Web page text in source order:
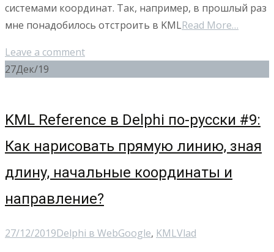
системами координат. Так, например, в прошлый раз
мне понадобилось отстроить в KMLRead More…
Leave a comment
27Дек/19
KML Reference в Delphi по-русски #9:
Как нарисовать прямую линию, зная
длину, начальные координаты и
направление?
27/12/2019Delphi в WebGoogle, KMLVlad